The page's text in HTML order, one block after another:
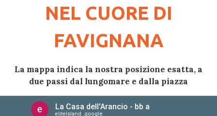
NEL CUORE DI
FAVIGNANA
La mappa indica la nostra posizione esatta, a
due passi dal lungomare e dalla piazza